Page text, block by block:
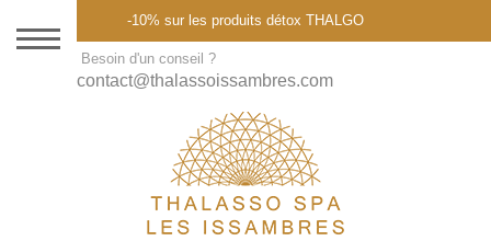
DESTINATION
THALASSO SPA
CURES ET FORFAITS
SOINS À LA CARTE
-10% sur les produits détox THALGO
Besoin d'un conseil ?
contact@thalassoissambres.com